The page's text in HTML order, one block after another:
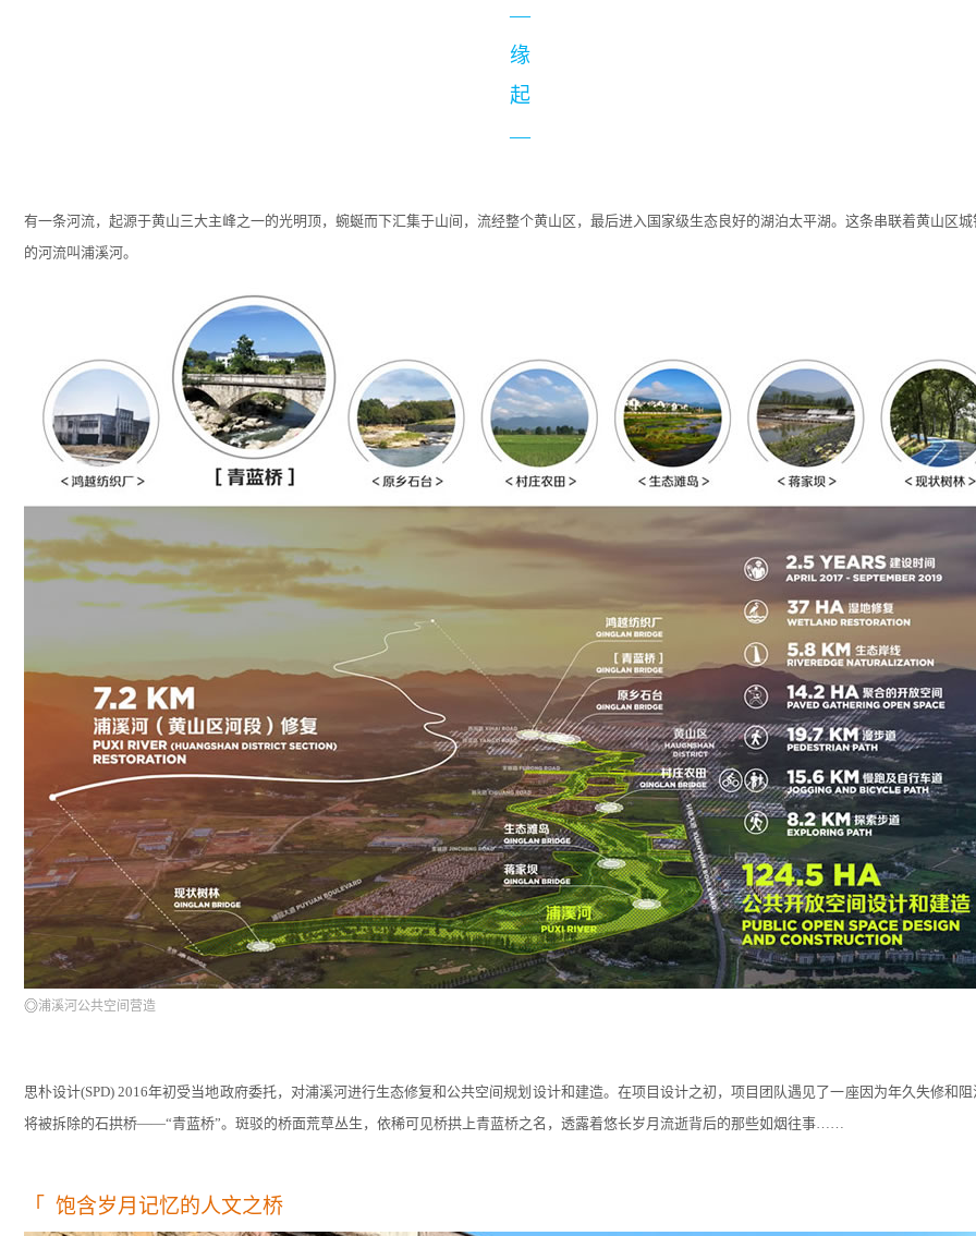
—
缘
起
—
有一条河流，起源于黄山三大主峰之一的光明顶，蜿蜒而下汇集于山间，流经整个黄山区，最后进入国家级生态良好的湖泊太平湖。这条串联着黄山区城
的河流叫浦溪河。
◎浦溪河公共空间营造
思朴设计(SPD) 2016年初受当地政府委托，对浦溪河进行生态修复和公共空间规划设计和建造。在项目设计之初，项目团队遇见了一座因为年久失修和
将被拆除的石拱桥——“青蓝桥”。斑驳的桥面荒草丛生，依稀可见桥拱上青蓝桥之名，透露着悠长岁月流逝背后的那些如烟往事……
「 饱含岁月记忆的人文之桥